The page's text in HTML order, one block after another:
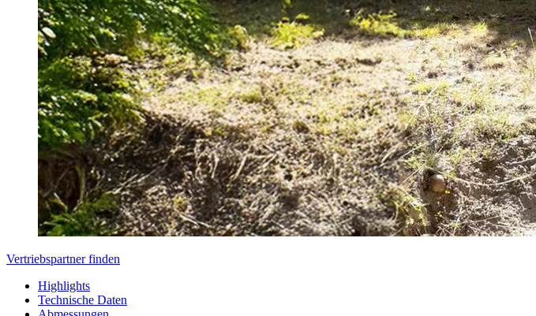
Vertriebspartner finden
Highlights
Technische Daten